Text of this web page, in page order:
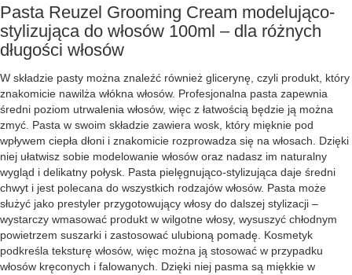
Pasta Reuzel Grooming Cream modelująco-
stylizująca do włosów 100ml – dla różnych
długości włosów
W składzie pasty można znaleźć również glicerynę, czyli produkt, który
znakomicie nawilża włókna włosów. Profesjonalna pasta zapewnia
średni poziom utrwalenia włosów, więc z łatwością będzie ją można
zmyć. Pasta w swoim składzie zawiera wosk, który mięknie pod
wpływem ciepła dłoni i znakomicie rozprowadza się na włosach. Dzięki
niej ułatwisz sobie modelowanie włosów oraz nadasz im naturalny
wygląd i delikatny połysk. Pasta pielęgnująco-stylizująca daje średni
chwyt i jest polecana do wszystkich rodzajów włosów. Pasta może
służyć jako prestyler przygotowujący włosy do dalszej stylizacji –
wystarczy wmasować produkt w wilgotne włosy, wysuszyć chłodnym
powietrzem suszarki i zastosować ulubioną pomadę. Kosmetyk
podkreśla teksturę włosów, więc można ją stosować w przypadku
włosów kręconych i falowanych. Dzięki niej pasma są miękkie w